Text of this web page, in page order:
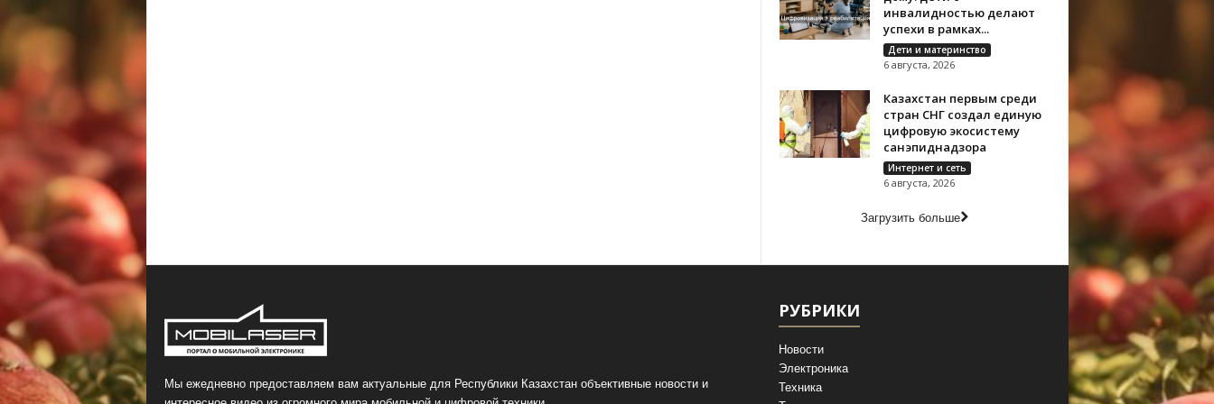
инвалидностью делают
успехи в рамках...
Дети и материнство
6 августа, 2026
Казахстан первым среди
стран СНГ создал единую
цифровую экосистему
санэпиднадзора
Интернет и сеть
6 августа, 2026
Загрузить больше
Мы ежедневно предоставляем вам актуальные для Республики Казахстан объективные новости и
РУБРИКИ
Новости
Электроника
Техника